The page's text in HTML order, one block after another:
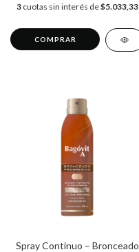
3 cuotas sin interés de$5.033,33
Spray Continuo – Bronceado